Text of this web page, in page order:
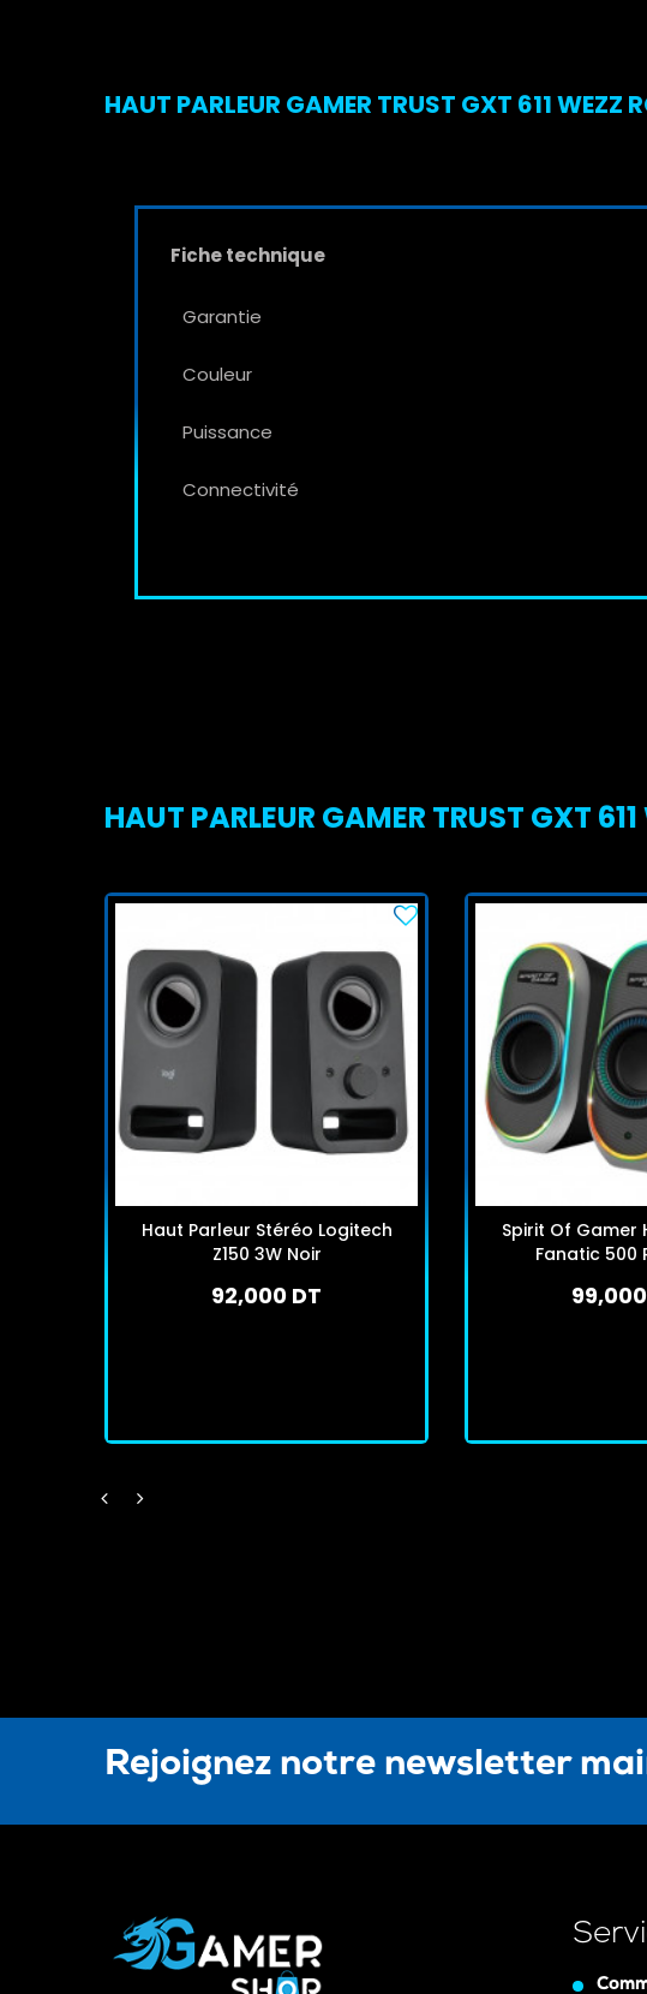
HAUT PARLEUR GAMER TRUST GXT 611 WEZZ
Fiche technique
Garantie
Couleur
Puissance
Connectivité
HAUT PARLEUR GAMER TRUST GXT
Haut Parleur Stéréo Logitech
Z150 3W Noir
92,000 DT
Spirit Of Gamer
Fanatic 500
Rejoignez notre newsletter